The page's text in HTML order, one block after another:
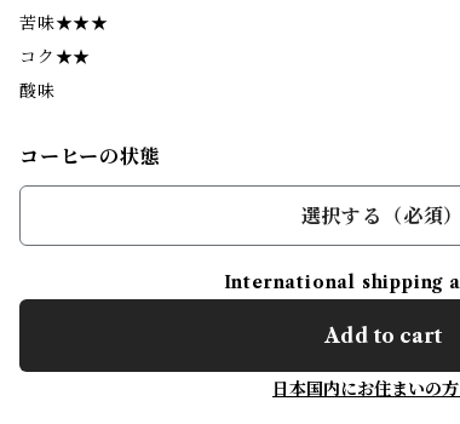
苦味★★★
コク★★
酸味
コーヒーの状態
選択する（必須
International shipping
Add to cart
日本国内にお住まいの